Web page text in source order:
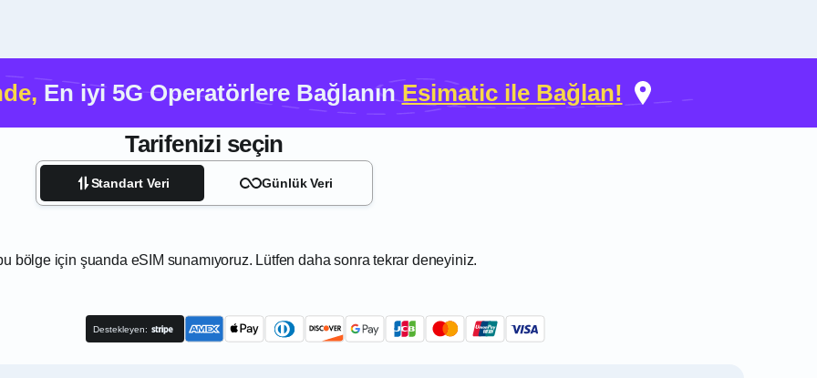
En iyi 5G Operatörlere BağlanınEsimatic ile Bağlan!
Tarifenizi seçin
Standart Veri Günlük Veri
bölge için şuanda eSIM sunamıyoruz. Lütfen daha sonra tekrar deneyiniz.
Destekleyen: